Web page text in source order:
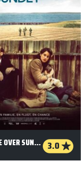
FUGLENE OVER SUNDET 3.0